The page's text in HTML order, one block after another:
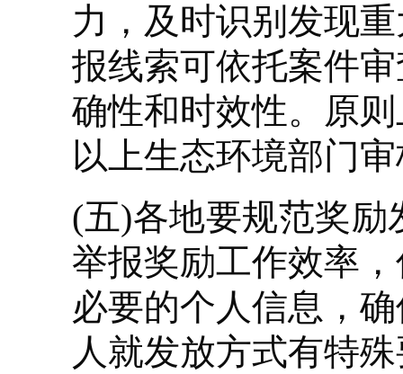
力，及时识别发现
报线索可依托案件
确性和时效性。原
以上生态环境部门
(五)各地要规范奖
举报奖励工作效率
必要的个人信息，
人就发放方式有特